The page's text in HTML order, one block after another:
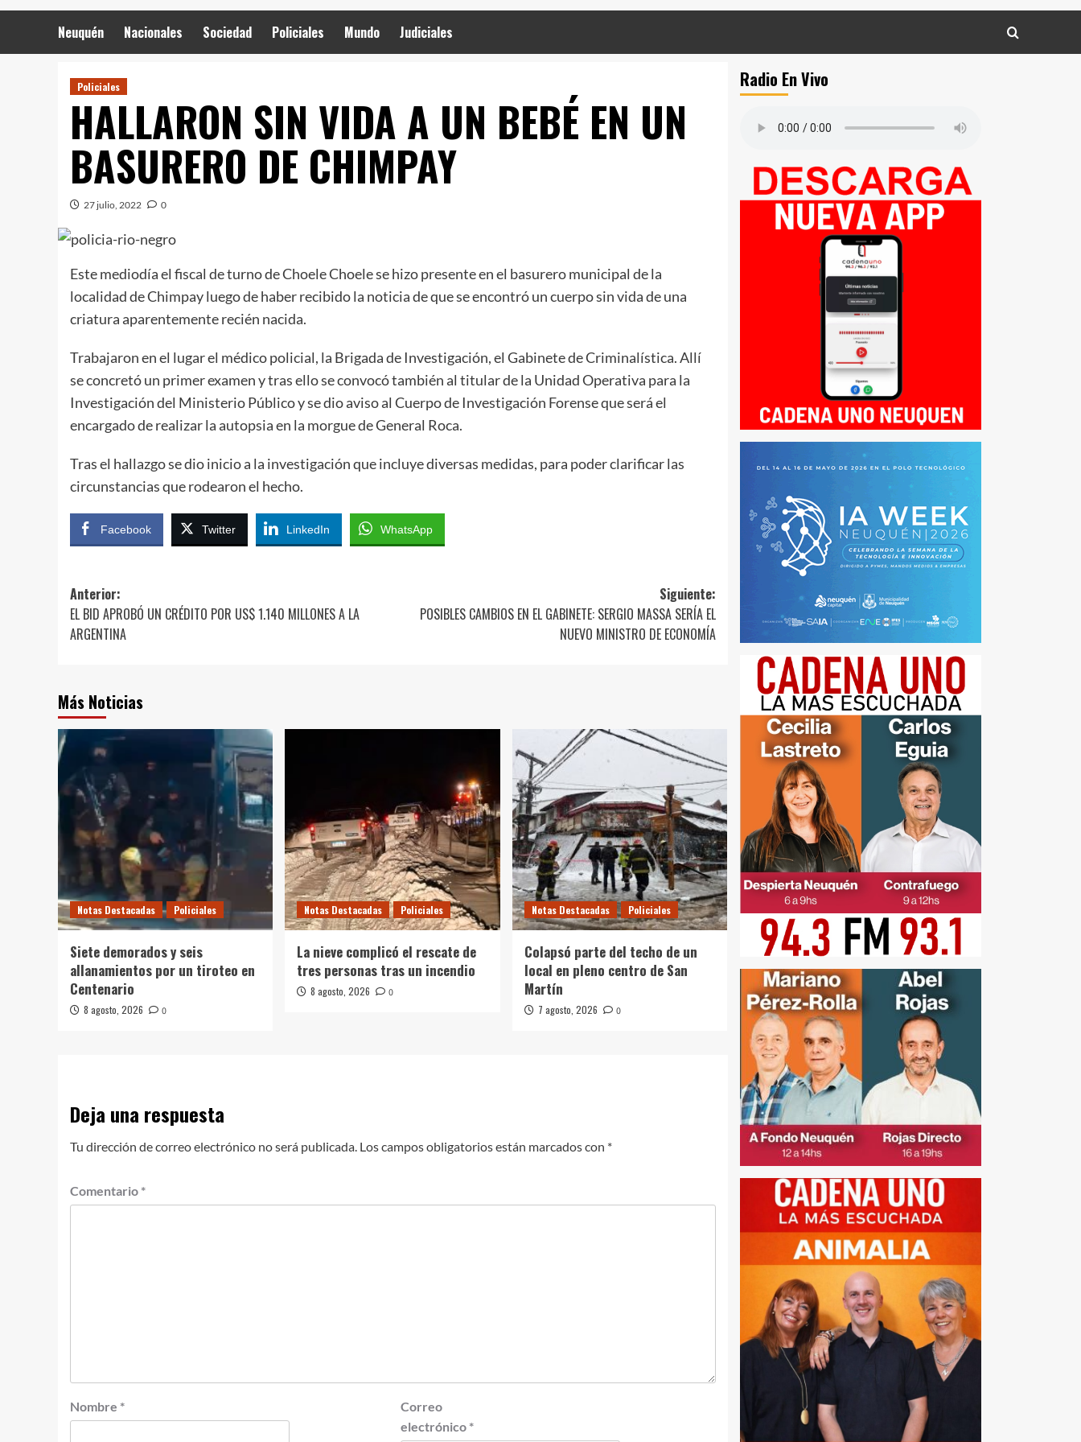
Neuquén Nacionales Sociedad Policiales Mundo Judiciales
Policiales
HALLARON SIN VIDA A UN BEBÉ EN UN
BASURERO DE CHIMPAY
27 julio, 2022 0
Este mediodía el fiscal de turno de Choele Choele se hizo presente en el basurero municipal de la
localidad de Chimpay luego de haber recibido la noticia de que se encontró un cuerpo sin vida de una
criatura aparentemente recién nacida.
Trabajaron en el lugar el médico policial, la Brigada de Investigación, el Gabinete de Criminalística. Allí
se concretó un primer examen y tras ello se convocó también al titular de la Unidad Operativa para la
Investigación del Ministerio Público y se dio aviso al Cuerpo de Investigación Forense que será el
encargado de realizar la autopsia en la morgue de General Roca.
Tras el hallazgo se dio inicio a la investigación que incluye diversas medidas, para poder clarificar las
circunstancias que rodearon el hecho.
Facebook Twitter LinkedIn WhatsApp
Navegación
de
entradas
Anterior:
EL BID APROBÓ UN CRÉDITO POR US$ 1.140 MILLONES A LA
ARGENTINA
Siguiente:
POSIBLES CAMBIOS EN EL GABINETE: SERGIO MASSA SERÍA EL
NUEVO MINISTRO DE ECONOMÍA
Más Noticias
Notas Destacadas Policiales
Siete demorados y seis
allanamientos por un tiroteo en
Centenario
8 agosto, 2026 0
Notas Destacadas Policiales
La nieve complicó el rescate de
tres personas tras un incendio
8 agosto, 2026 0
Notas Destacadas Policiales
Colapsó parte del techo de un
local en pleno centro de San
Martín
7 agosto, 2026 0
Deja una respuesta
Tu dirección de correo electrónico no será publicada. Los campos obligatorios están marcados con *
Comentario *
Nombre *
Correo
electrónico *
Radio En Vivo